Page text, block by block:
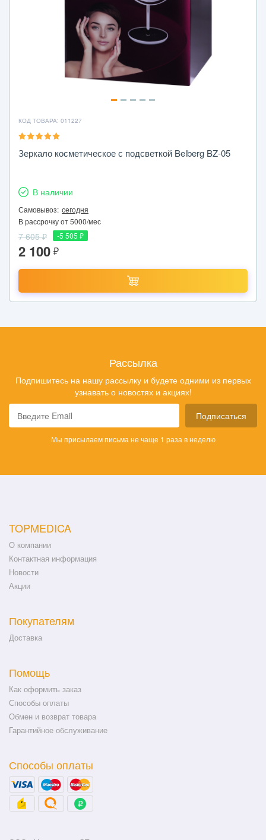
КОД ТОВАРА: 011227
Зеркало косметическое с подсветкой Belberg BZ-05
В наличии
Самовывоз: сегодня
В рассрочку от 5000/мес
7 605 ₽ -5 505 ₽
2 100 ₽
Рассылка
Подпишитесь на нашу рассылку и будете одними из первых
узнавать о новостях и акциях!
Подписаться
Мы присылаем письма не чаще 1 раза в неделю
TOPMEDICA
О компании
Контактная информация
Новости
Акции
Покупателям
Доставка
Помощь
Как оформить заказ
Способы оплаты
Обмен и возврат товара
Гарантийное обслуживание
Способы оплаты